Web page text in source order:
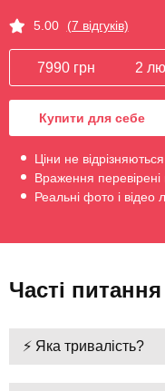
5.00 (7 відгуків)
7990 грн 2
Купити для себе
Ціни не
Враження
Реальні фото і відео
Часті питання
⚡ Яка тривалість?